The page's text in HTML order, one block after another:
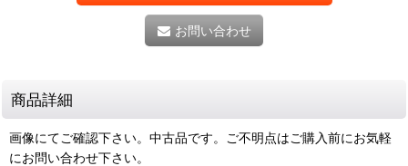
お問い合わせ
商品詳細
画像にてご確認下さい。中古品です。ご不明点はご購入前にお気軽
にお問い合わせ下さい。